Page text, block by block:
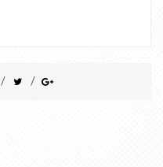
/ /